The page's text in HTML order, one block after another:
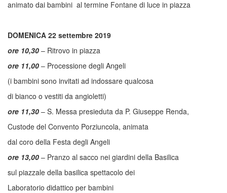
animato dai bambini al termine Fontane di luce in piazza
DOMENICA 22 settembre 2019
ore 10,30 – Ritrovo in piazza
ore 11,00 – Processione degli Angeli
(i bambini sono invitati ad indossare qualcosa
di bianco o vestiti da angioletti)
ore 11,30 – S. Messa presieduta da P. Giuseppe Renda,
Custode del Convento Porziuncola, animata
dal coro della Festa degli Angeli
ore 13,00 – Pranzo al sacco nei giardini della Basilica
sul piazzale della basilica spettacolo dei
Laboratorio didattico per bambini